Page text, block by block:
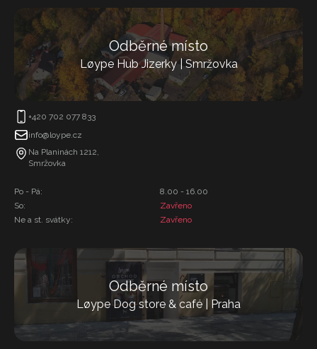
Odběrné místo
Løype Hub Jizerky | Smržovka
+420 702 077 833
info@loype.cz
Na Planinách 1212,
Smržovka
Po - Pá:
So:
Ne a st. svátky:
8.00 - 16.00
Zavřeno
Zavřeno
Odběrné místo
Løype Dog store & café | Praha